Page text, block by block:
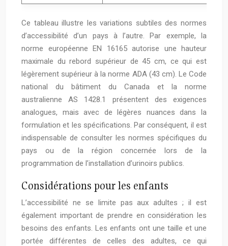
Ce tableau illustre les variations subtiles des normes
d’accessibilité d’un pays à l’autre. Par exemple, la
norme européenne EN 16165 autorise une hauteur
maximale du rebord supérieur de 45 cm, ce qui est
légèrement supérieur à la norme ADA (43 cm). Le Code
national du bâtiment du Canada et la norme
australienne AS 1428.1 présentent des exigences
analogues, mais avec de légères nuances dans la
formulation et les spécifications. Par conséquent, il est
indispensable de consulter les normes spécifiques du
pays ou de la région concernée lors de la
programmation de l’installation d’urinoirs publics.
Considérations pour les enfants
L’accessibilité ne se limite pas aux adultes ; il est
également important de prendre en considération les
besoins des enfants. Les enfants ont une taille et une
portée différentes de celles des adultes, ce qui